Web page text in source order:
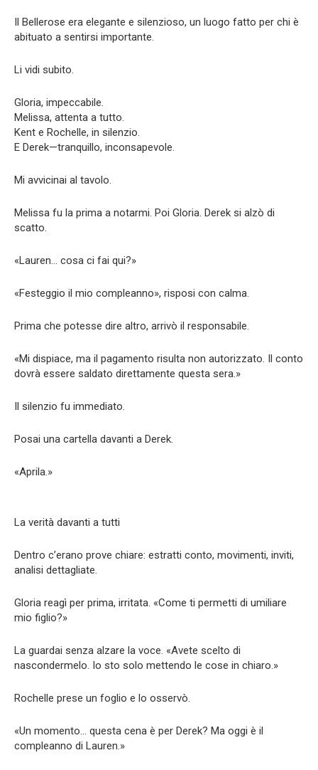
Il Bellerose era elegante e silenzioso, un luogo fatto per chi è
abituato a sentirsi importante.
Li vidi subito.
Gloria, impeccabile.
Melissa, attenta a tutto.
Kent e Rochelle, in silenzio.
E Derek—tranquillo, inconsapevole.
Mi avvicinai al tavolo.
Melissa fu la prima a notarmi. Poi Gloria. Derek si alzò di
scatto.
«Lauren… cosa ci fai qui?»
«Festeggio il mio compleanno», risposi con calma.
Prima che potesse dire altro, arrivò il responsabile.
«Mi dispiace, ma il pagamento risulta non autorizzato. Il conto
dovrà essere saldato direttamente questa sera.»
Il silenzio fu immediato.
Posai una cartella davanti a Derek.
«Aprila.»
La verità davanti a tutti
Dentro c’erano prove chiare: estratti conto, movimenti, inviti,
analisi dettagliate.
Gloria reagì per prima, irritata. «Come ti permetti di umiliare
mio figlio?»
La guardai senza alzare la voce. «Avete scelto di
nascondermelo. Io sto solo mettendo le cose in chiaro.»
Rochelle prese un foglio e lo osservò.
«Un momento… questa cena è per Derek? Ma oggi è il
compleanno di Lauren.»